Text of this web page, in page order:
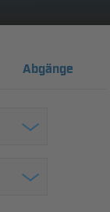
Abgänge